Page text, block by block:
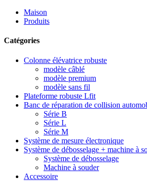
Maison
Produits
Catégories
Colonne élévatrice robuste
modèle câblé
modèle premium
modèle sans fil
Plateforme robuste Lfit
Banc de réparation de collision
Série B
Série L
Série M
Système de mesure électronique
Système de débosselage + machine à
Système de débosselage
Machine à souder
Accessoire